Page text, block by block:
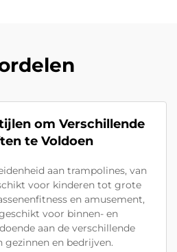
om Verschillende
te Voldoen
aan trampolines, van
voor kinderen tot grote
en amusement,
voor binnen- en
aan de verschillende
gezinnen en bedrijven.